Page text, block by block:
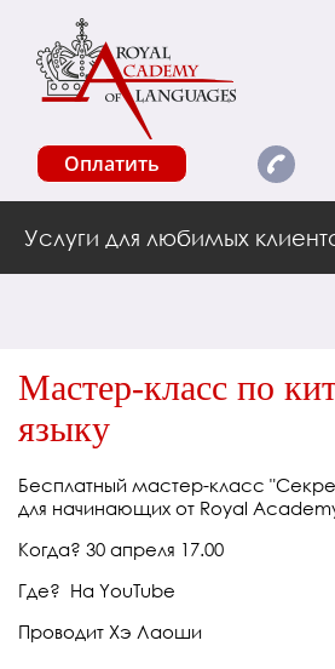
Оплатить
Услуги для любимых
Мастер-класс по
языку
Бесплатный мастер-класс
для начинающих от Royal
Когда? 30 апреля 17.00
Где? На YouTube
Проводит Хэ Лаоши